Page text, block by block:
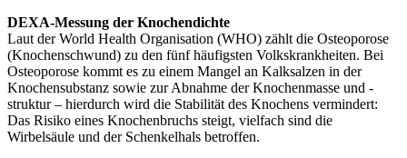
DEXA-Messung der Knochendichte
Laut der World Health Organisation (WHO) zählt die Osteoporose
(Knochenschwund) zu den fünf häufigsten Volkskrankheiten. Bei
Osteoporose kommt es zu einem Mangel an Kalksalzen in der
Knochensubstanz sowie zur Abnahme der Knochenmasse und -
struktur – hierdurch wird die Stabilität des Knochens vermindert:
Das Risiko eines Knochenbruchs steigt, vielfach sind die
Wirbelsäule und der Schenkelhals betroffen.